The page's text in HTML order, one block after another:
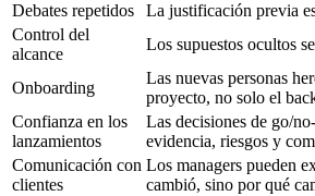
Debates repetidos
La justificación previa
Control del
alcance
Los supuestos ocultos
Onboarding
Las nuevas personas
proyecto, no solo el
Confianza en los
lanzamientos
Las decisiones de go/
evidencia, riesgos y
Comunicación con
clientes
Los managers pueden
cambió, sino por qué